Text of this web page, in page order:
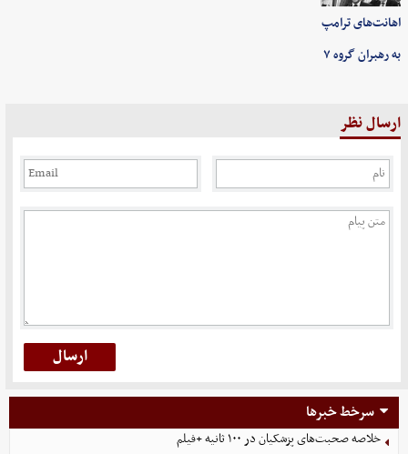
اهانت‌های ترامپ
به رهبران گروه ۷
ارسال نظر
سرخط خبرها
خلاصه صحبت‌های پزشکیان در ۱۰۰ ثانیه +فیلم